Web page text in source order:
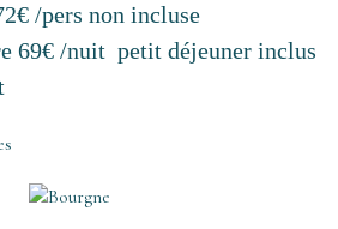
/pers non incluse
69€ /nuit petit déjeuner inclus